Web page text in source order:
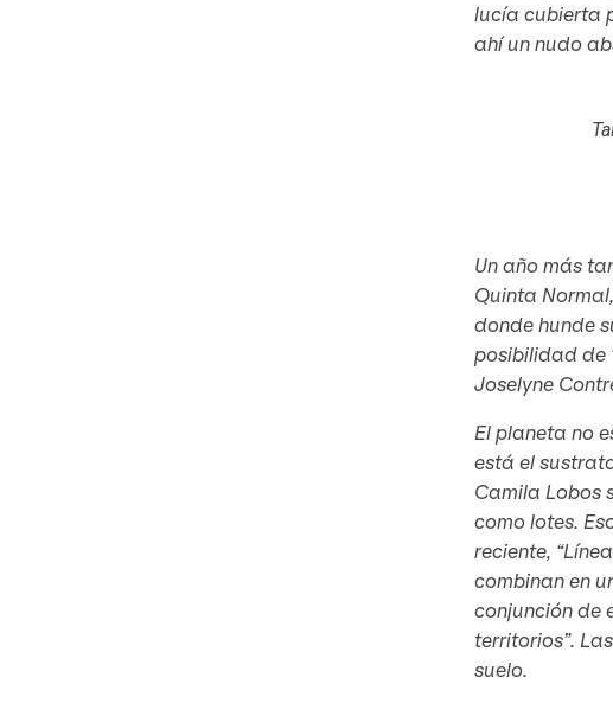
lucía cubierta
ahí un nudo
Un año más
Quinta
donde hunde
posibilidad de
Joselyne
El planeta no
está el
Camila Lobos
como lotes.
reciente,
combinan en
conjunción de
territorios”.
suelo.